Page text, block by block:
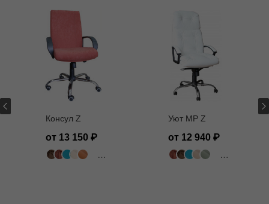
Консул Z
от 13 150
502 цвета
Уют MP Z
от 12 940
502 цвета